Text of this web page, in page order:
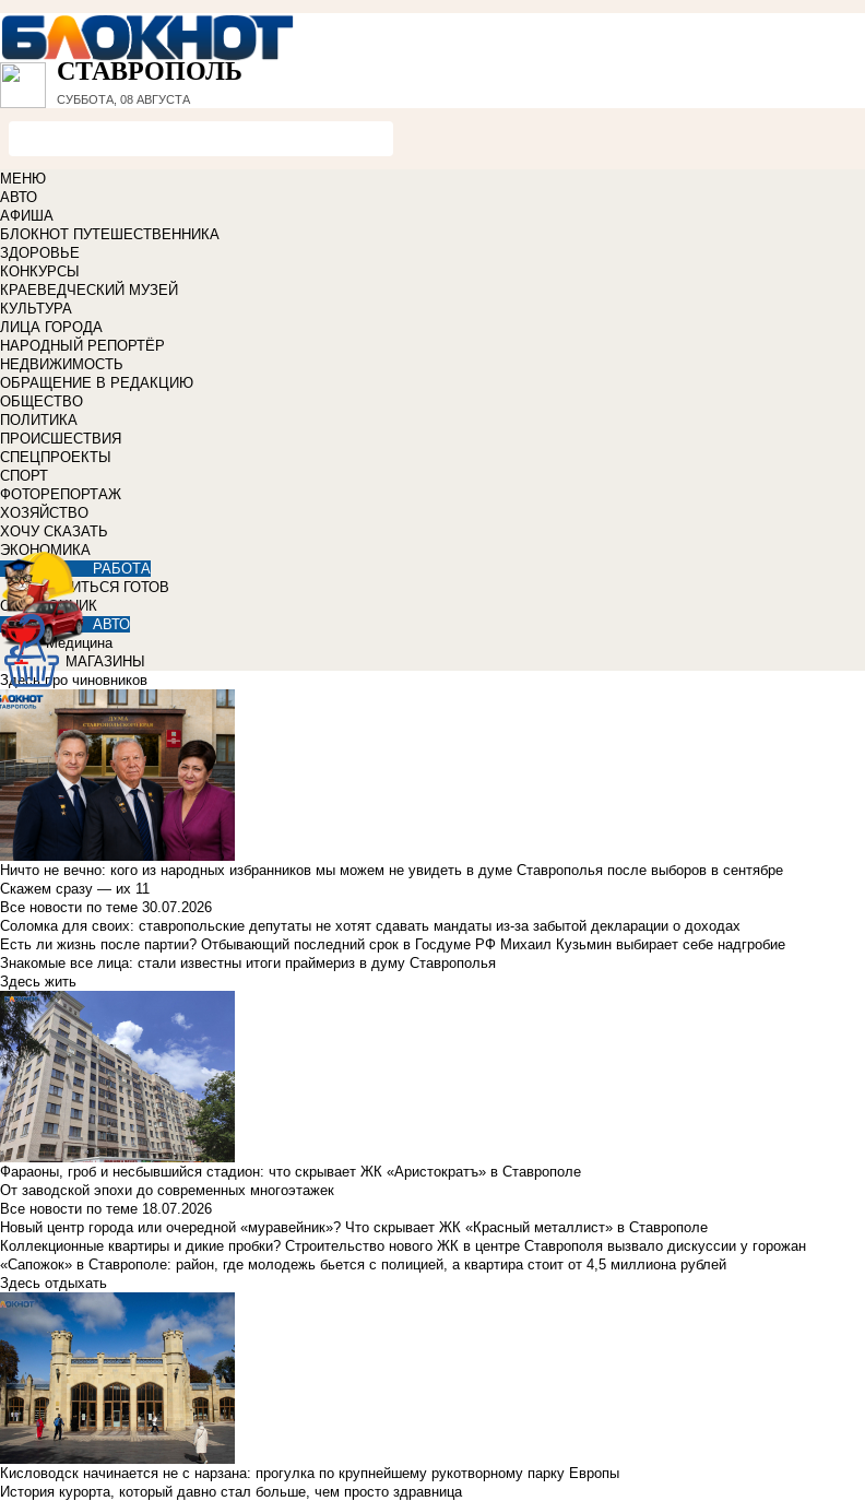
СТАВРОПОЛЬ
СУББОТА, 08 АВГУСТА
МЕНЮ
АВТО
АФИША
БЛОКНОТ ПУТЕШЕСТВЕННИКА
ЗДОРОВЬЕ
КОНКУРСЫ
КРАЕВЕДЧЕСКИЙ МУЗЕЙ
КУЛЬТУРА
ЛИЦА ГОРОДА
НАРОДНЫЙ РЕПОРТЁР
НЕДВИЖИМОСТЬ
ОБРАЩЕНИЕ В РЕДАКЦИЮ
ОБЩЕСТВО
ПОЛИТИКА
ПРОИСШЕСТВИЯ
СПЕЦПРОЕКТЫ
СПОРТ
ФОТОРЕПОРТАЖ
ХОЗЯЙСТВО
ХОЧУ СКАЗАТЬ
ЭКОНОМИКА
РАБОТА
УЧИТЬСЯ ГОТОВ
СПРАВОЧНИК
АВТО
Медицина
МАГАЗИНЫ
Здесь про чиновников
Ничто не вечно: кого из народных избранников мы можем не увидеть в думе Ставрополья после выборов в сентябре
Скажем сразу — их 11
Все новости по теме 30.07.2026
Соломка для своих: ставропольские депутаты не хотят сдавать мандаты из-за забытой декларации о доходах
Есть ли жизнь после партии? Отбывающий последний срок в Госдуме РФ Михаил Кузьмин выбирает себе надгробие
Знакомые все лица: стали известны итоги праймериз в думу Ставрополья
Здесь жить
Фараоны, гроб и несбывшийся стадион: что скрывает ЖК «Аристократъ» в Ставрополе
От заводской эпохи до современных многоэтажек
Все новости по теме 18.07.2026
Новый центр города или очередной «муравейник»? Что скрывает ЖК «Красный металлист» в Ставрополе
Коллекционные квартиры и дикие пробки? Строительство нового ЖК в центре Ставрополя вызвало дискуссии у горожан
«Сапожок» в Ставрополе: район, где молодежь бьется с полицией, а квартира стоит от 4,5 миллиона рублей
Здесь отдыхать
Кисловодск начинается не с нарзана: прогулка по крупнейшему рукотворному парку Европы
История курорта, который давно стал больше, чем просто здравница